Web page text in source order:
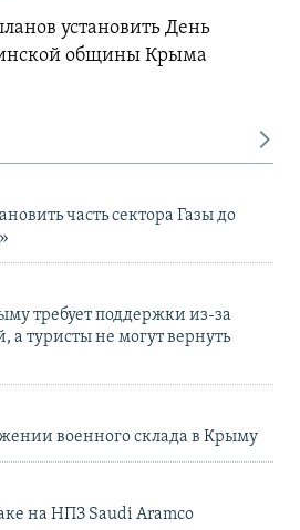
установить День
общины Крыма
часть сектора Газы до
требует поддержки из-за
а туристы не могут вернуть
военного склада в Крыму
на НПЗ Saudi Aramco